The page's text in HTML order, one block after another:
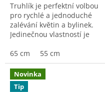
5
hvězdiček.
Truhlík je perfektní volbou
pro rychlé a jednoduché
zalévání květin a bylinek.
Jedinečnou vlastností je
běžně musíte hlídat každý
den, u této...
65 cm 55 cm
Novinka
Tip